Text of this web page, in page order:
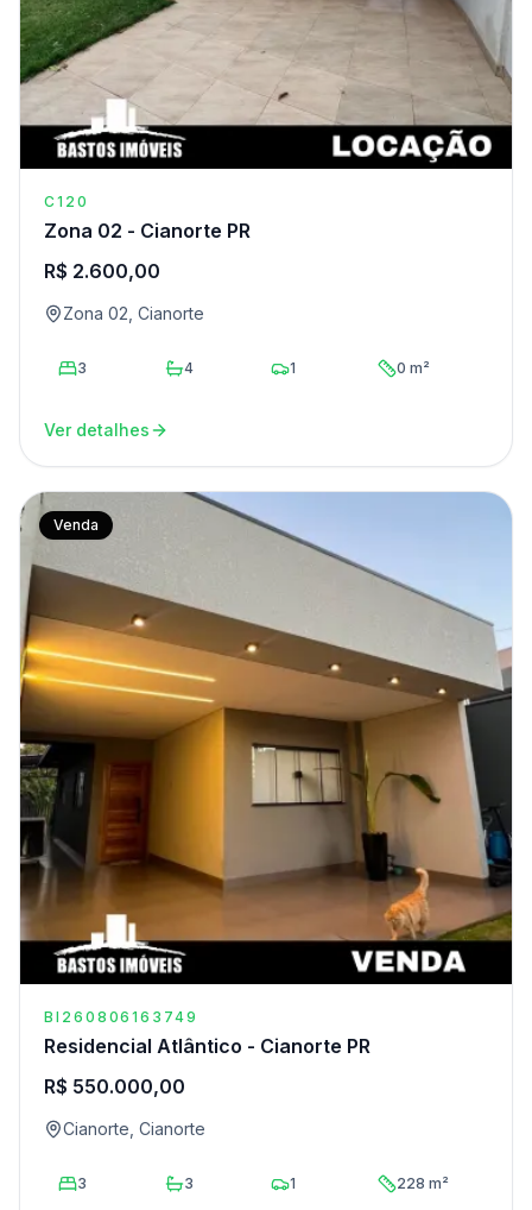
C120
Zona 02 - Cianorte PR
R$ 2.600,00
Zona 02, Cianorte
3 4 1 0 m²
Ver detalhes
Venda
BI260806163749
Residencial Atlântico - Cianorte PR
R$ 550.000,00
Cianorte, Cianorte
3 3 1 228 m²